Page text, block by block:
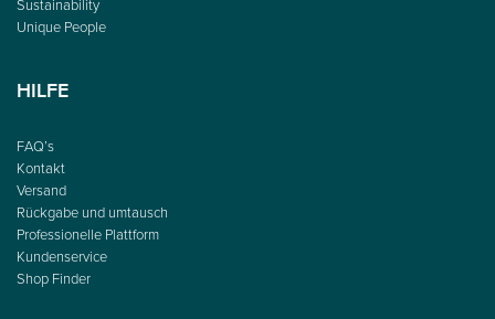
Sustainability
Unique People
HILFE
FAQ’s
Kontakt
Versand
Rückgabe und umtausch
Professionelle Plattform
Kundenservice
Shop Finder